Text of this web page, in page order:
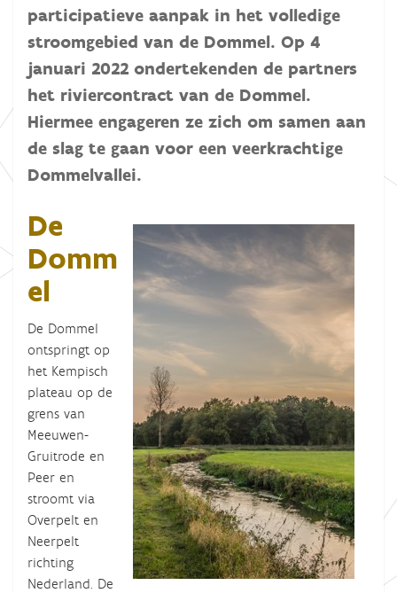
participatieve aanpak in het volledige
stroomgebied van de Dommel. Op 4
januari 2022 ondertekenden de partners
het riviercontract van de Dommel.
Hiermee engageren ze zich om samen aan
de slag te gaan voor een veerkrachtige
Dommelvallei.
De
Domm
el
De Dommel
ontspringt op
het Kempisch
plateau op de
grens van
Meeuwen-
Gruitrode en
Peer en
stroomt via
Overpelt en
Neerpelt
richting
Nederland. De